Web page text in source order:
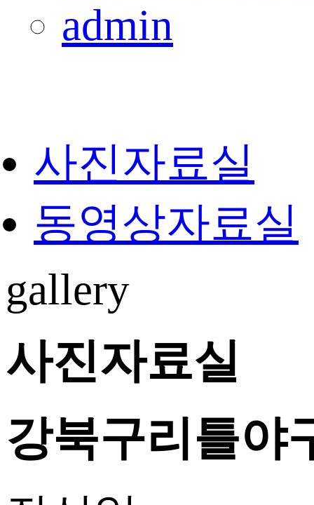
admin
사진자료실
동영상자료실
gallery
사진자료실
강북구리틀야